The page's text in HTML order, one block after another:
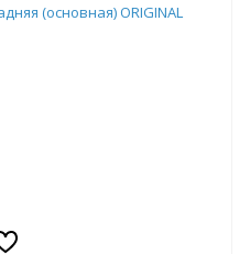
(основная) ORIGINAL